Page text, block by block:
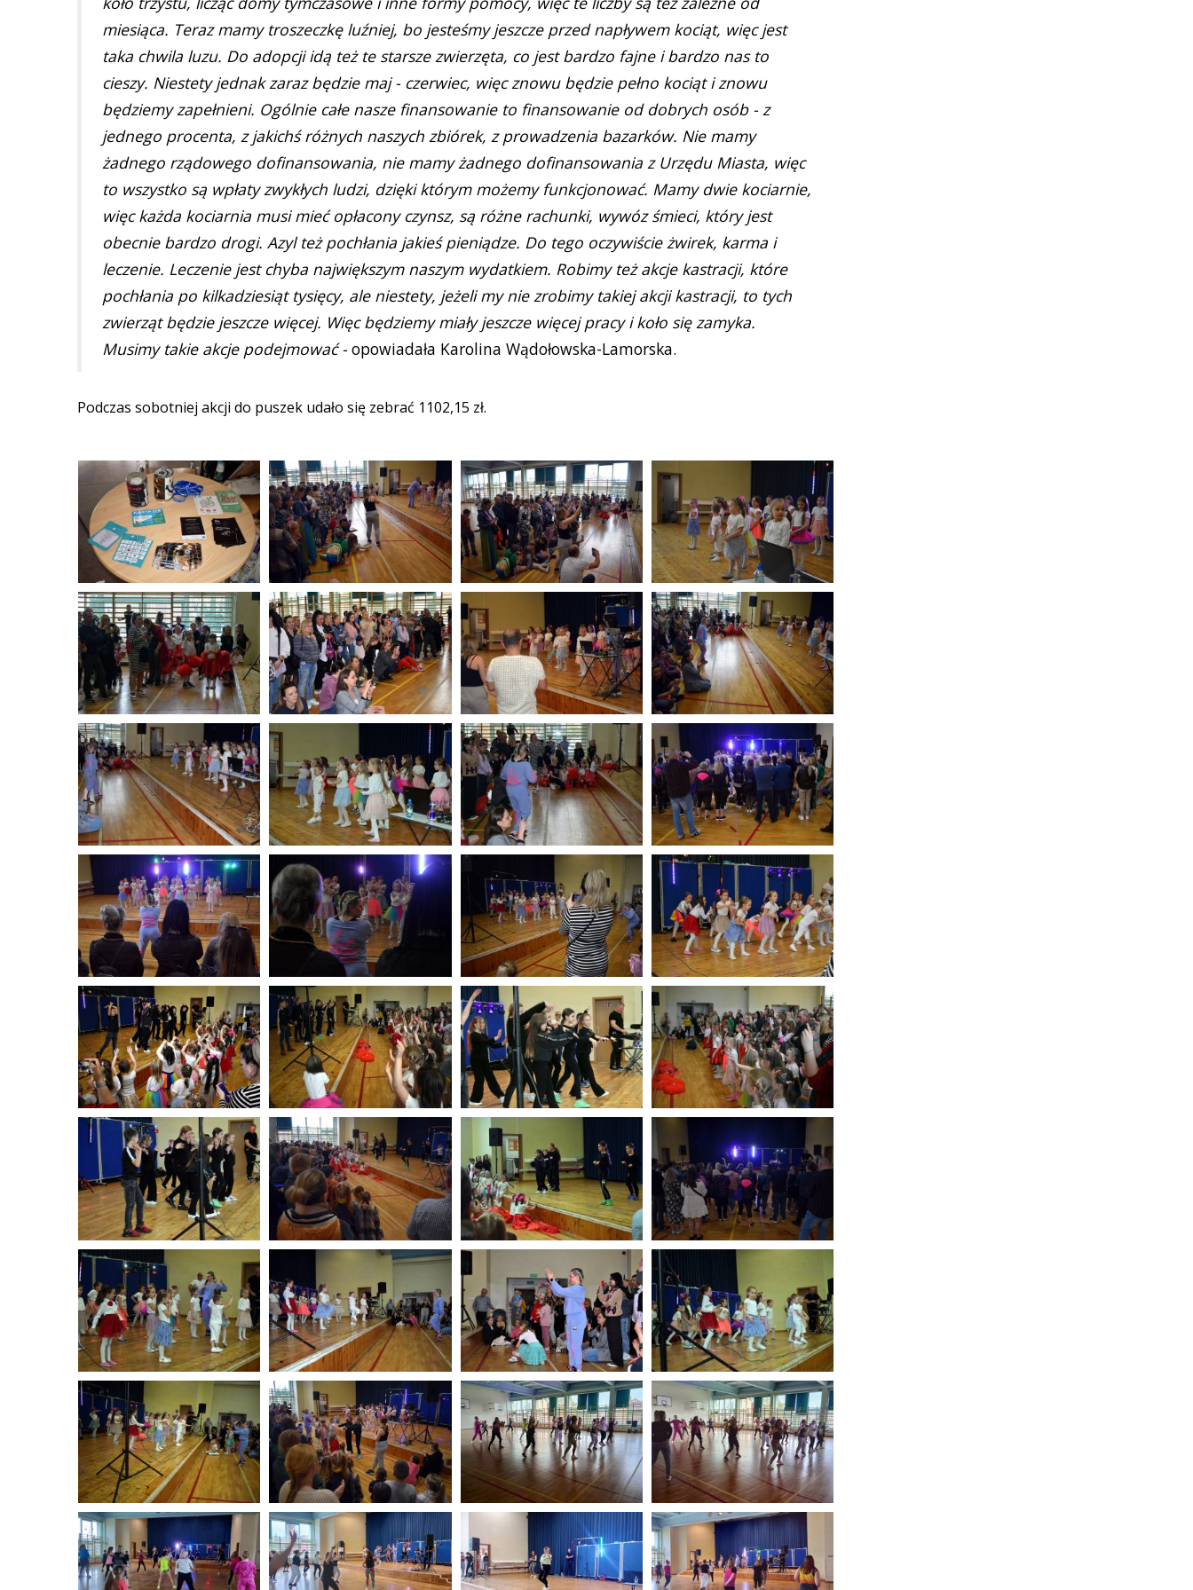
miesiąca. Teraz mamy troszeczkę luźniej, bo jesteśmy jeszcze przed napływem kociąt, więc jest
taka chwila luzu. Do adopcji idą też te starsze zwierzęta, co jest bardzo fajne i bardzo nas to
cieszy. Niestety jednak zaraz będzie maj - czerwiec, więc znowu będzie pełno kociąt i znowu
będziemy zapełnieni. Ogólnie całe nasze finansowanie to finansowanie od dobrych osób - z
jednego procenta, z jakichś różnych naszych zbiórek, z prowadzenia bazarków. Nie mamy
żadnego rządowego dofinansowania, nie mamy żadnego dofinansowania z Urzędu Miasta, więc
to wszystko są wpłaty zwykłych ludzi, dzięki którym możemy funkcjonować. Mamy dwie kociarnie,
więc każda kociarnia musi mieć opłacony czynsz, są różne rachunki, wywóz śmieci, który jest
obecnie bardzo drogi. Azyl też pochłania jakieś pieniądze. Do tego oczywiście żwirek, karma i
leczenie. Leczenie jest chyba największym naszym wydatkiem. Robimy też akcje kastracji, które
pochłania po kilkadziesiąt tysięcy, ale niestety, jeżeli my nie zrobimy takiej akcji kastracji, to tych
zwierząt będzie jeszcze więcej. Więc będziemy miały jeszcze więcej pracy i koło się zamyka.
Musimy takie akcje podejmować - opowiadała Karolina Wądołowska-Lamorska.
Podczas sobotniej akcji do puszek udało się zebrać 1102,15 zł.